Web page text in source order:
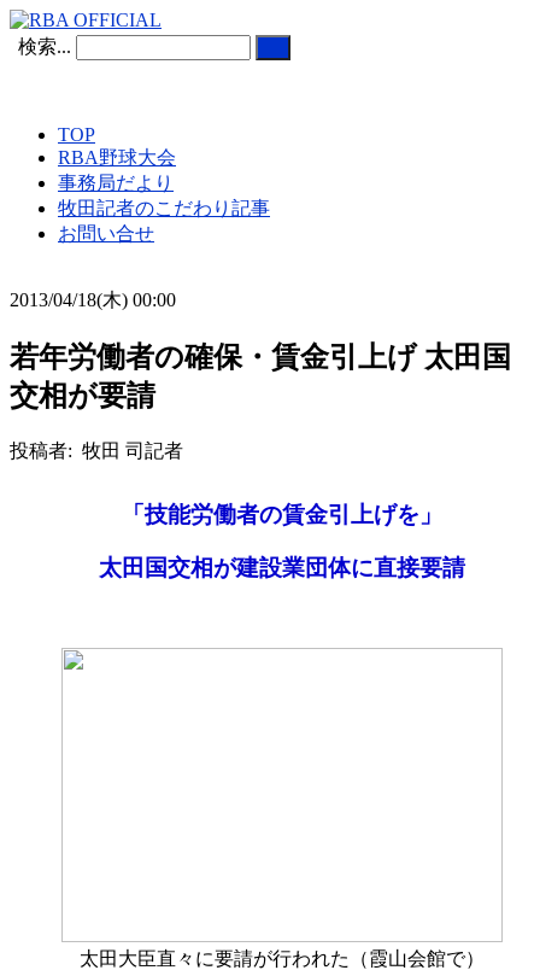
検索...
TOP
RBA野球大会
事務局だより
牧田記者のこだわり記事
お問い合せ
2013/04/18(木) 00:00
若年労働者の確保・賃金引上げ 太田国
交相が要請
投稿者: 牧田 司記者
「技能労働者の賃金引上げを」
太田国交相が建設業団体に直接要請
太田大臣直々に要請が行われた（霞山会館で）